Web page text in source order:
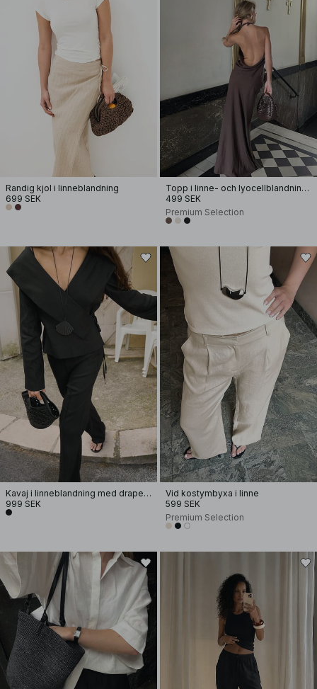
Randig kjol i linneblandning
699 SEK
Topp i linne- och lyocellblandning med halterneck
499 SEK
Premium Selection
Kavaj i linneblandning med draperad kavajkrage
999 SEK
Vid kostymbyxa i linne
599 SEK
Premium Selection